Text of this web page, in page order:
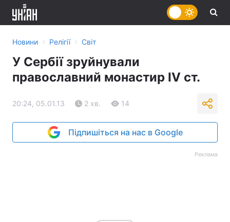
Новини › Релігії › Світ
У Сербії зруйнували
православний монастир IV ст.
20:24, 05.01.13 2 хв. 14
Підпишіться на нас в Google
Реклама